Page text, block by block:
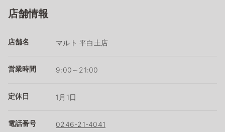
店舗情報
店舗名 マルト 平白土店
営業時間 9:00～21:00
定休日 1月1日
電話番号 0246-21-4041